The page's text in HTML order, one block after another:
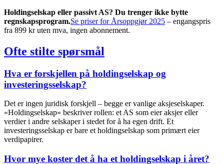
Holdingselskap eller passivt AS? Du trenger ikke bytte
regnskapsprogram.Se priser for Årsoppgjør 2025 – engangspris
fra 899 kr uten mva, ingen abonnement.
Ofte stilte spørsmål
Hva er forskjellen på holdingselskap og
investeringsselskap?
Det er ingen juridisk forskjell – begge er vanlige aksjeselskaper.
«Holdingselskap» beskriver rollen: et AS som eier aksjer eller
verdier i andre selskaper i stedet for å ha egen drift. Et
investeringsselskap er bare et holdingselskap som primært eier
verdipapirer.
Hvor mye koster det å ha et holdingselskap i året?